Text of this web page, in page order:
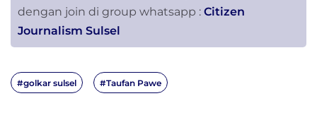
dengan join di group whatsapp : Citizen
Journalism Sulsel
#golkar sulsel #Taufan Pawe